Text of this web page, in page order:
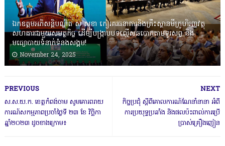
ឯកឧត្តមអភិសន្តិបណ្ឌិត ស សុខា កៀរគរធនាគារនិងគ្រឹះស្ថានមីក្រូហិរញ្ញវត្ថុ
សហការជាមួយសមត្ថកិច្ច ដើម្បីបង្ក្រាបបទល្មើសឆបោកតាមទូរសព្ទ និង
មធ្យោបាយទំនាក់ទំនងសង្គម!
November 24, 2025
NEXT
កិច្ចប្រជុំ ស្តីពីគោលការណ៍ណែនាំនានា អំពី
ការប្រយុទ្ធប្រឆាំង និងផលប៉ះពាល់ការប្រើ
ប្រាស់គ្រឿងញៀន
PREVIOUS
ស.ស.យ.ក. ខេត្តកំពង់ចាម សូមគោរពរាយ
ការណ៍សកម្មភាពប្រចាំថ្ងៃទី ២៣ ខែ វិច្ឆិកា
ឆ្នាំ២០២៣ ដូចខាងក្រោម៖